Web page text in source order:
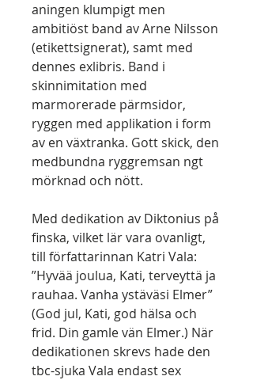
aningen klumpigt men
ambitiöst band av Arne Nilsson
(etikettsignerat), samt med
dennes exlibris. Band i
skinnimitation med
marmorerade pärmsidor,
ryggen med applikation i form
av en växtranka. Gott skick, den
medbundna ryggremsan ngt
mörknad och nött.
Med dedikation av Diktonius på
finska, vilket lär vara ovanligt,
till författarinnan Katri Vala:
”Hyvää joulua, Kati, terveyttä ja
rauhaa. Vanha ystäväsi Elmer”
(God jul, Kati, god hälsa och
frid. Din gamle vän Elmer.) När
dedikationen skrevs hade den
tbc-sjuka Vala endast sex